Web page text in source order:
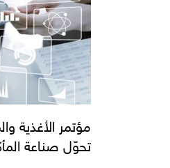
مؤتمر الأغذية
تحوّل صناعة